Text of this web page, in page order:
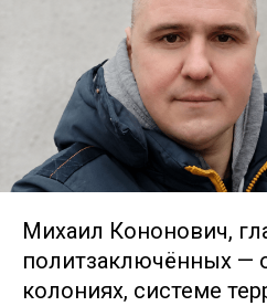
Михаил Кононович,
политзаключённых —
колониях, системе